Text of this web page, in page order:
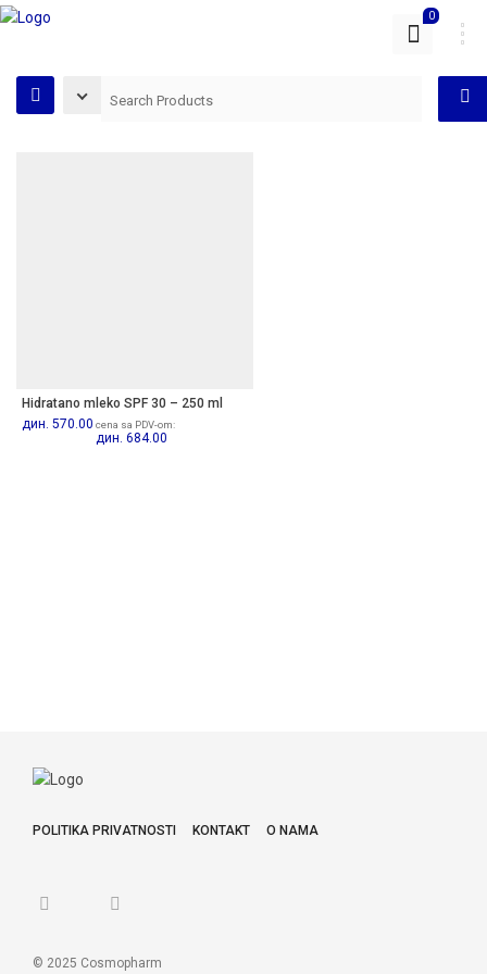
0
Hidratano mleko SPF 30 – 250 ml
дин. 570.00 cena sa PDV-om:
дин. 684.00
POLITIKA PRIVATNOSTI KONTAKT O NAMA
© 2025 Cosmopharm